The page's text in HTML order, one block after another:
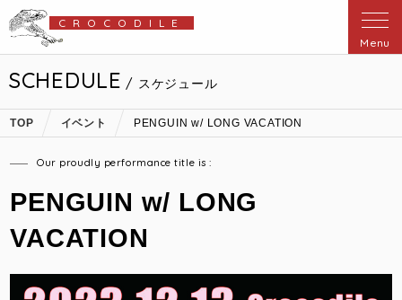
CROCODILE
Menu
SCHEDULE / スケジュール
TOP イベント PENGUIN w/ LONG VACATION
Our proudly performance title is :
PENGUIN w/ LONG
VACATION